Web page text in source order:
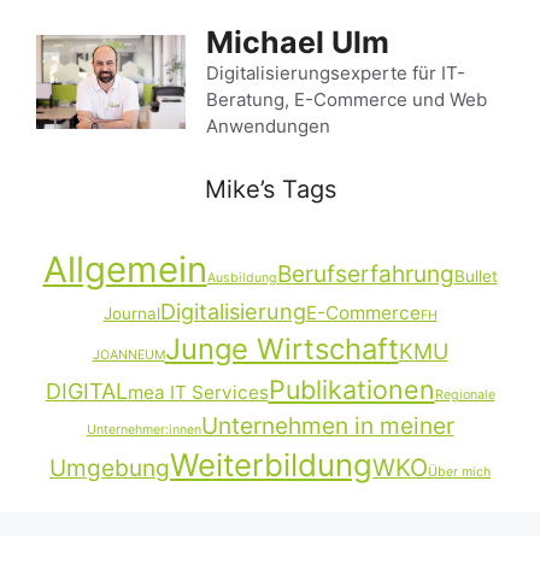
Inhalt
springen
Michael Ulm
Digitalisierungsexperte für IT-
Beratung, E-Commerce und Web
Anwendungen
Mike’s Tags
AllgemeinAusbildungBerufserfahrungBullet
JournalDigitalisierungE-CommerceFH
JOANNEUMJunge WirtschaftKMU
DIGITALmea IT ServicesPublikationen Regionale
Unternehmer:innenUnternehmen in meiner
UmgebungWeiterbildungWKOÜber mich